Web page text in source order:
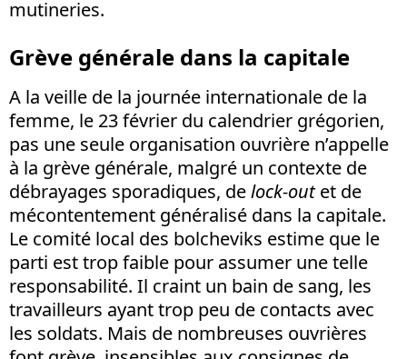
mutineries.
Grève générale dans la capitale
A la veille de la journée internationale de la
femme, le 23 février du calendrier grégorien,
pas une seule organisation ouvrière n’appelle
à la grève générale, malgré un contexte de
débrayages sporadiques, delock-outet de
mécontentement généralisé dans la capitale.
Le comité local des bolcheviks estime que le
parti est trop faible pour assumer une telle
responsabilité. Il craint un bain de sang, les
travailleurs ayant trop peu de contacts avec
les soldats. Mais de nombreuses ouvrières